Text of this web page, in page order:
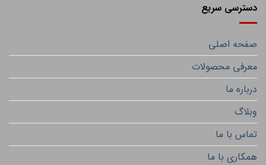
دسترسی سریع
صفحه اصلی
معرفی محصولات
درباره ما
وبلاگ
تماس با ما
همکاری با ما